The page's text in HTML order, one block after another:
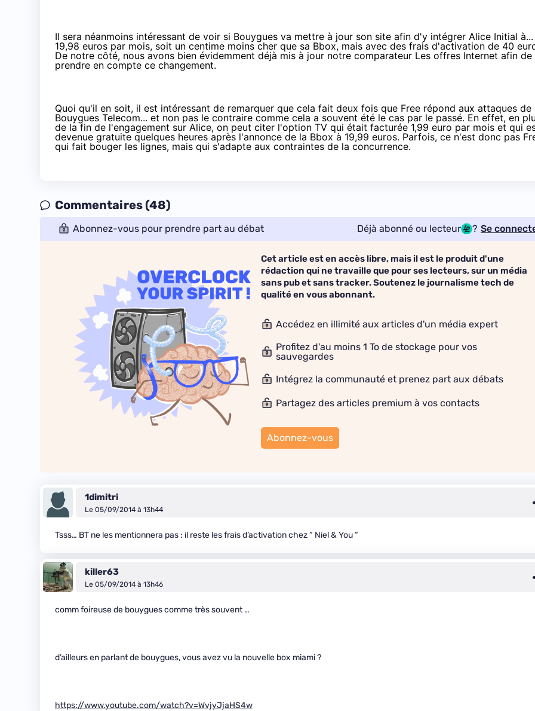
Il sera néanmoins intéressant de voir si Bouygues va mettre à jour son site afin d'y intégrer Alice Initial à...
19,98 euros par mois, soit un centime moins cher que sa Bbox, mais avec des frais d'activation de 40
De notre côté, nous avons bien évidemment déjà mis à jour notre comparateur Les offres Internet afin de
prendre en compte ce changement.
Quoi qu'il en soit, il est intéressant de remarquer que cela fait deux fois que Free répond aux attaques de
Bouygues Telecom... et non pas le contraire comme cela a souvent été le cas par le passé. En effet, en
de la fin de l'engagement sur Alice, on peut citer l'option TV qui était facturée 1,99 euro par mois et qui
devenue gratuite quelques heures après l'annonce de la Bbox à 19,99 euros. Parfois, ce n'est donc pas
qui fait bouger les lignes, mais qui s'adapte aux contraintes de la concurrence.
Commentaires (48)
Abonnez-vous pour prendre part au débat Déjà abonné ou lecteur ? Se
Cet article est en accès libre, mais il est le produit d'une
rédaction qui ne travaille que pour ses lecteurs, sur un média
sans pub et sans tracker. Soutenez le journalisme tech de
qualité en vous abonnant.
Accédez en illimité aux articles d'un média expert
Profitez d'au moins 1 To de stockage pour vos
sauvegardes
Intégrez la communauté et prenez part aux débats
Partagez des articles premium à vos contacts
Abonnez-vous
1dimitri
Le 05/09/2014 à 13h44
Tsss… BT ne les mentionnera pas : il reste les frais d’activation chez “ Niel & You “
killer63
Le 05/09/2014 à 13h46
comm foireuse de bouygues comme très souvent …
d’ailleurs en parlant de bouygues, vous avez vu la nouvelle box miami ?
https://www.youtube.com/watch?v=WvjyJjaHS4w